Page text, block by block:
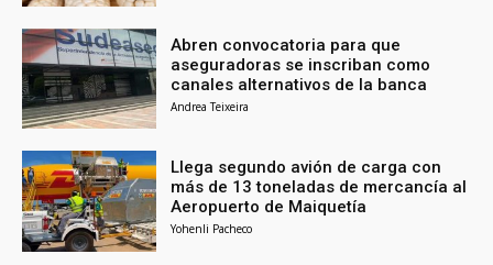
Abren convocatoria para que
aseguradoras se inscriban como
canales alternativos de la banca
Andrea Teixeira
Llega segundo avión de carga con
más de 13 toneladas de mercancía al
Aeropuerto de Maiquetía
Yohenli Pacheco